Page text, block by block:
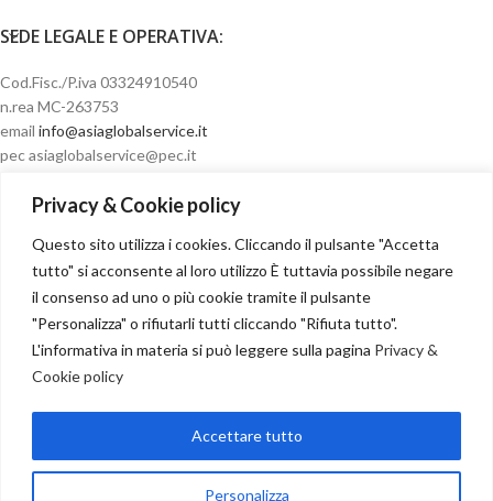
Privacy & Cookie policy
Questo sito utilizza i cookies. Cliccando il pulsante "Accetta
tutto" si acconsente al loro utilizzo È tuttavia possibile negare
il consenso ad uno o più cookie tramite il pulsante
"Personalizza" o rifiutarli tutti cliccando "Rifiuta tutto".
L'informativa in materia si può leggere sulla pagina Privacy &
Cookie policy
Personalizza
Accettare tutto
SEDE LEGALE E OPERATIVA:
Cod.Fisc./P.iva 03324910540
n.rea MC-263753
email info@asiaglobalservice.it
pec asiaglobalservice@pec.it
Condizioni di vendita
Recesso
NOSTRI PARTNER
Copyright 2024